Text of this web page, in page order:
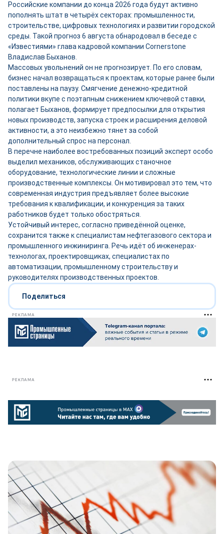
Российские компании до конца 2026 года будут активно
пополнять штат в четырёх секторах: промышленности,
строительстве, цифровых технологиях и развитии городской
среды. Такой прогноз 6 августа обнародовал в беседе с
«Известиями» глава кадровой компании Cornerstone
Владислав Быханов.
Массовых увольнений он не прогнозирует. По его словам,
бизнес начал возвращаться к проектам, которые ранее были
поставлены на паузу. Смягчение денежно-кредитной
политики вкупе с поэтапным снижением ключевой ставки,
полагает Быханов, формирует предпосылки для открытия
новых производств, запуска строек и расширения деловой
активности, а это неизбежно тянет за собой
дополнительный спрос на персонал.
В перечне наиболее востребованных позиций эксперт особо
выделил механиков, обслуживающих станочное
оборудование, технологические линии и сложные
производственные комплексы. Он мотивировал это тем, что
современная индустрия предъявляет более высокие
требования к квалификации, и конкуренция за таких
работников будет только обостряться.
Устойчивый интерес, согласно приведённой оценке,
сохранится также к специалистам нефтегазового сектора и
промышленного инжиниринга. Речь идёт об инженерах-
технологах, проектировщиках, специалистах по
автоматизации, промышленному строительству и
руководителях производственных проектов.
Поделиться
РЕКЛАМА
РЕКЛАМА